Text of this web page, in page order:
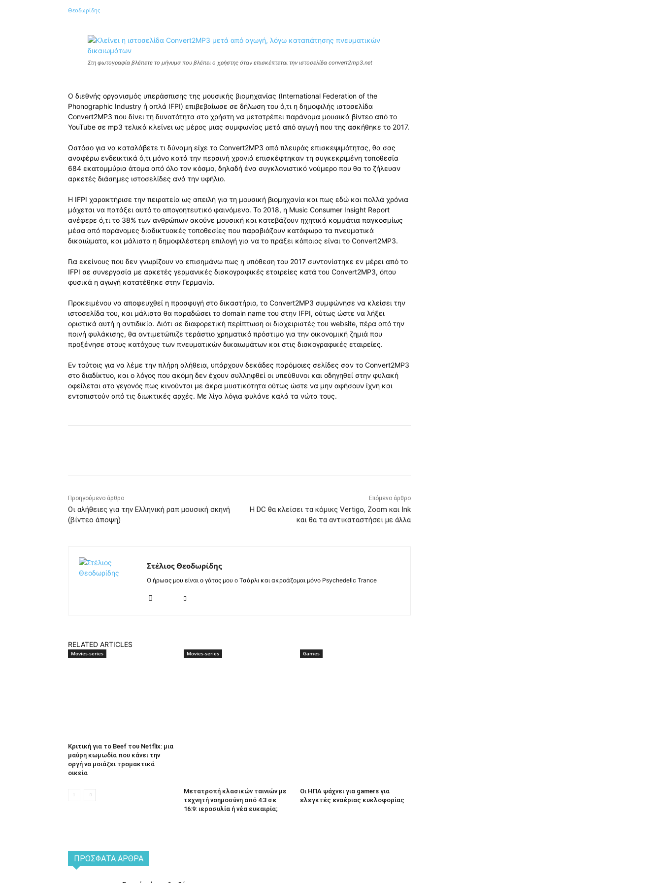
Κοινοποίηση
Στη φωτογραφία βλέπετε το μήνυμα που βλέπει ο χρήστης όταν επισκέπτεται την ιστοσελίδα convert2mp3.net
Ο διεθνής οργανισμός υπεράσπισης της μουσικής βιομηχανίας (International Federation of the
Phonographic Industry ή απλά IFPI) επιβεβαίωσε σε δήλωση του ό,τι η δημοφιλής ιστοσελίδα
Convert2MP3 που δίνει τη δυνατότητα στο χρήστη να μετατρέπει παράνομα μουσικά βίντεο από το
YouTube σε mp3 τελικά κλείνει ως μέρος μιας συμφωνίας μετά από αγωγή που της ασκήθηκε το 2017.
Ωστόσο για να καταλάβετε τι δύναμη είχε το Convert2MP3 από πλευράς επισκεψιμότητας, θα σας
αναφέρω ενδεικτικά ό,τι μόνο κατά την περσινή χρονιά επισκέφτηκαν τη συγκεκριμένη τοποθεσία
684 εκατομμύρια άτομα από όλο τον κόσμο, δηλαδή ένα συγκλονιστικό νούμερο που θα το ζήλευαν
αρκετές διάσημες ιστοσελίδες ανά την υφήλιο.
Η IFPI χαρακτήρισε την πειρατεία ως απειλή για τη μουσική βιομηχανία και πως εδώ και πολλά χρόνια
μάχεται να πατάξει αυτό το απογοητευτικό φαινόμενο. Το 2018, η Music Consumer Insight Report
ανέφερε ό,τι το 38% των ανθρώπων ακούνε μουσική και κατεβάζουν ηχητικά κομμάτια παγκοσμίως
μέσα από παράνομες διαδικτυακές τοποθεσίες που παραβιάζουν κατάφωρα τα πνευματικά
δικαιώματα, και μάλιστα η δημοφιλέστερη επιλογή για να το πράξει κάποιος είναι το Convert2MP3.
Για εκείνους που δεν γνωρίζουν να επισημάνω πως η υπόθεση του 2017 συντονίστηκε εν μέρει από το
IFPI σε συνεργασία με αρκετές γερμανικές δισκογραφικές εταιρείες κατά του Convert2MP3, όπου
φυσικά η αγωγή κατατέθηκε στην Γερμανία.
Προκειμένου να αποφευχθεί η προσφυγή στο δικαστήριο, το Convert2MP3 συμφώνησε να κλείσει την
ιστοσελίδα του, και μάλιστα θα παραδώσει το domain name του στην IFPI, ούτως ώστε να λήξει
οριστικά αυτή η αντιδικία. Διότι σε διαφορετική περίπτωση οι διαχειριστές του website, πέρα από την
ποινή φυλάκισης, θα αντιμετώπιζε τεράστιο χρηματικό πρόστιμο για την οικονομική ζημιά που
προξένησε στους κατόχους των πνευματικών δικαιωμάτων και στις δισκογραφικές εταιρείες.
Εν τούτοις για να λέμε την πλήρη αλήθεια, υπάρχουν δεκάδες παρόμοιες σελίδες σαν το Convert2MP3
στο διαδίκτυο, και ο λόγος που ακόμη δεν έχουν συλληφθεί οι υπεύθυνοι και οδηγηθεί στην φυλακή
οφείλεται στο γεγονός πως κινούνται με άκρα μυστικότητα ούτως ώστε να μην αφήσουν ίχνη και
εντοπιστούν από τις διωκτικές αρχές. Με λίγα λόγια φυλάνε καλά τα νώτα τους.
Προηγούμενο άρθρο
Οι αλήθειες για την Ελληνική ραπ μουσική σκηνή
(βίντεο άποψη)
Επόμενο άρθρο
Η DC θα κλείσει τα κόμικς Vertigo, Zoom και Ink
και θα τα αντικαταστήσει με άλλα
Στέλιος Θεοδωρίδης
Ο ήρωας μου είναι ο γάτος μου ο Τσάρλι και ακροάζομαι μόνο Psychedelic Trance
RELATED ARTICLES
Movies-series
Κριτική για το Beef του Netflix: μια
μαύρη κωμωδία που κάνει την
οργή να μοιάζει τρομακτικά
οικεία
Movies-series
Μετατροπή κλασικών ταινιών με
τεχνητή νοημοσύνη από 4:3 σε
16:9: ιεροσυλία ή νέα ευκαιρία;
Games
Οι ΗΠΑ ψάχνει για gamers για
ελεγκτές εναέριας κυκλοφορίας
ΠΡΌΣΦΑΤΑ ΆΡΘΡΑ